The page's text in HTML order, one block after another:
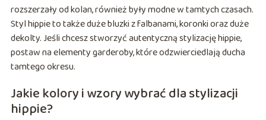
rozszerzały od kolan, również były modne w tamtych czasach.
Styl hippie to także duże bluzki z falbanami, koronki oraz duże
dekolty. Jeśli chcesz stworzyć autentyczną stylizację hippie,
postaw na elementy garderoby, które odzwierciedlają ducha
tamtego okresu.
Jakie kolory i wzory wybrać dla stylizacji
hippie?